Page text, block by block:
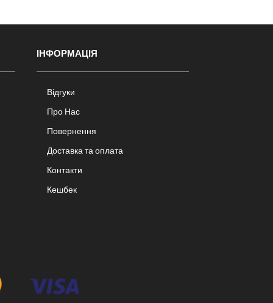
ІНФОРМАЦІЯ
Відгуки
Про Нас
Повернення
Доставка та оплата
Контакти
Кешбек